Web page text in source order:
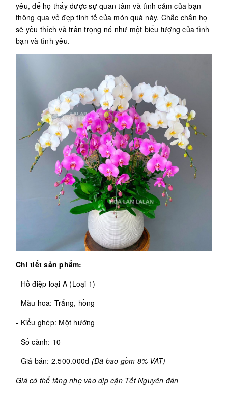
yêu, để họ thấy được sự quan tâm và tình cảm của bạn
thông qua vẻ đẹp tinh tế của món quà này. Chắc chắn họ
sẽ yêu thích và trân trọng nó như một biểu tượng của tình
bạn và tình yêu.
Chi tiết sản phẩm:
- Hồ điệp loại A (Loại 1)
- Màu hoa: Trắng, hồng
- Kiểu ghép: Một hướng
- Số cành: 10
- Giá bán: 2.500.000đ (Đã bao gồm 8% VAT)
Giá có thể tăng nhẹ vào dịp cận Tết Nguyên đán